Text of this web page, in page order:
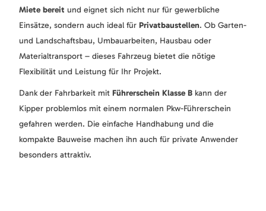
Miete bereit und eignet sich nicht nur für gewerbliche
Einsätze, sondern auch ideal für Privatbaustellen. Ob Garten-
und Landschaftsbau, Umbauarbeiten, Hausbau oder
Materialtransport – dieses Fahrzeug bietet die nötige
Flexibilität und Leistung für Ihr Projekt.
Dank der Fahrbarkeit mit Führerschein Klasse B kann der
Kipper problemlos mit einem normalen Pkw-Führerschein
gefahren werden. Die einfache Handhabung und die
kompakte Bauweise machen ihn auch für private Anwender
besonders attraktiv.